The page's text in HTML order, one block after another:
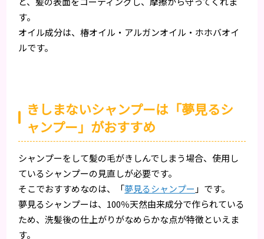
す。
オイル成分は、椿オイル・アルガンオイル・ホホバオイ
ルです。
きしまないシャンプーは「夢見るシ
ャンプー」がおすすめ
シャンプーをして髪の毛がきしんでしまう場合、使用し
ているシャンプーの見直しが必要です。
そこでおすすめなのは、「夢見るシャンプー 」です。
夢見るシャンプーは、100％天然由来成分で作られている
ため、洗髪後の仕上がりがなめらかな点が特徴といえま
す。